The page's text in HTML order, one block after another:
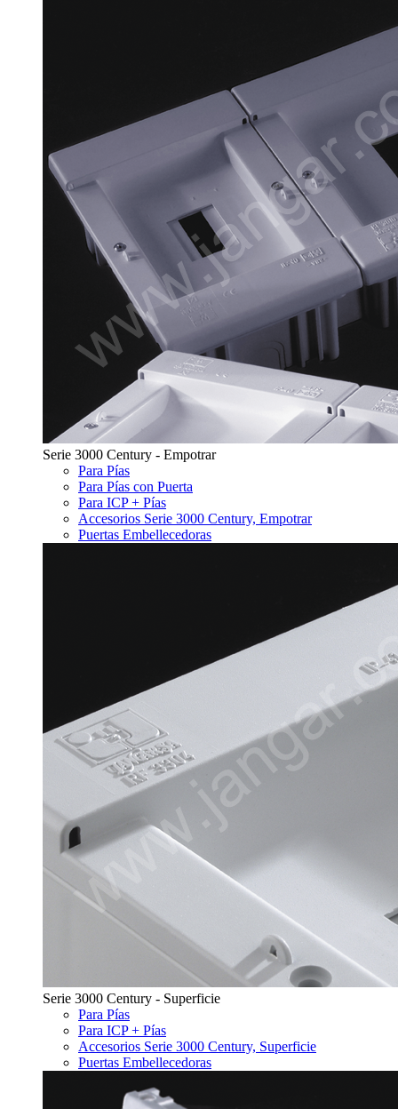
Serie 3000 Century - Empotrar
Para Pías
Para Pías con Puerta
Para ICP + Pías
Accesorios Serie 3000 Century, Empotrar
Puertas Embellecedoras
Serie 3000 Century - Superficie
Para Pías
Para ICP + Pías
Accesorios Serie 3000 Century, Superficie
Puertas Embellecedoras